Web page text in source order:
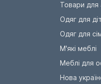
Товари для
Одяг для
Одяг для
М'які меблі
Меблі для
Нова